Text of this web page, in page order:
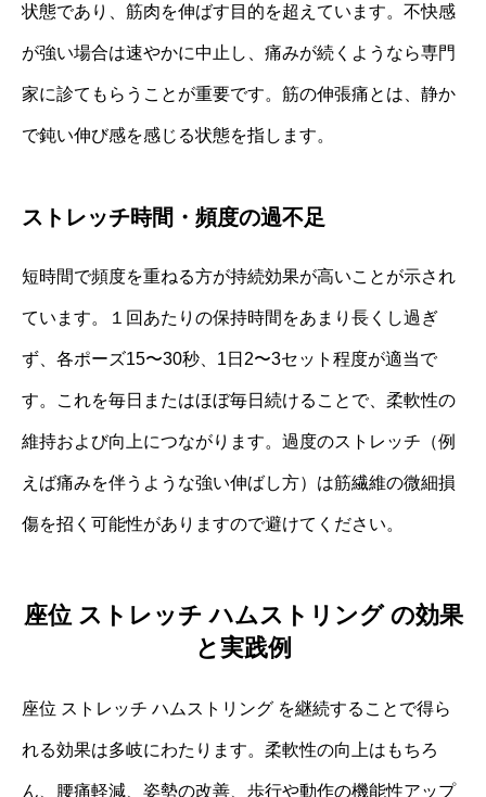
状態であり、筋肉を伸ばす目的を超えています。不快感
が強い場合は速やかに中止し、痛みが続くようなら専門
家に診てもらうことが重要です。筋の伸張痛とは、静か
で鈍い伸び感を感じる状態を指します。
ストレッチ時間・頻度の過不足
短時間で頻度を重ねる方が持続効果が高いことが示され
ています。１回あたりの保持時間をあまり長くし過ぎ
ず、各ポーズ15〜30秒、1日2〜3セット程度が適当で
す。これを毎日またはほぼ毎日続けることで、柔軟性の
維持および向上につながります。過度のストレッチ（例
えば痛みを伴うような強い伸ばし方）は筋繊維の微細損
傷を招く可能性がありますので避けてください。
座位 ストレッチ ハムストリング の効果
と実践例
座位 ストレッチ ハムストリング を継続することで得ら
れる効果は多岐にわたります。柔軟性の向上はもちろ
ん、腰痛軽減、姿勢の改善、歩行や動作の機能性アップ